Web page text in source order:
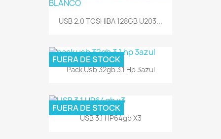
USB 2.0 TOSHIBA 128GB U203...
Pack Usb 32gb 3.1 Hp 3azul
FUERA DE STOCK
USB 3.1 HP64gb X3
FUERA DE STOCK